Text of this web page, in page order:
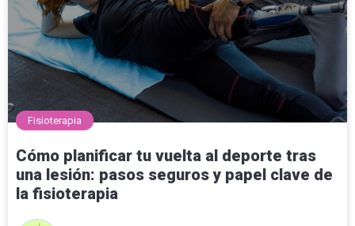
Fisioterapia
Cómo planificar tu vuelta al deporte tras
una lesión: pasos seguros y papel clave de
la fisioterapia